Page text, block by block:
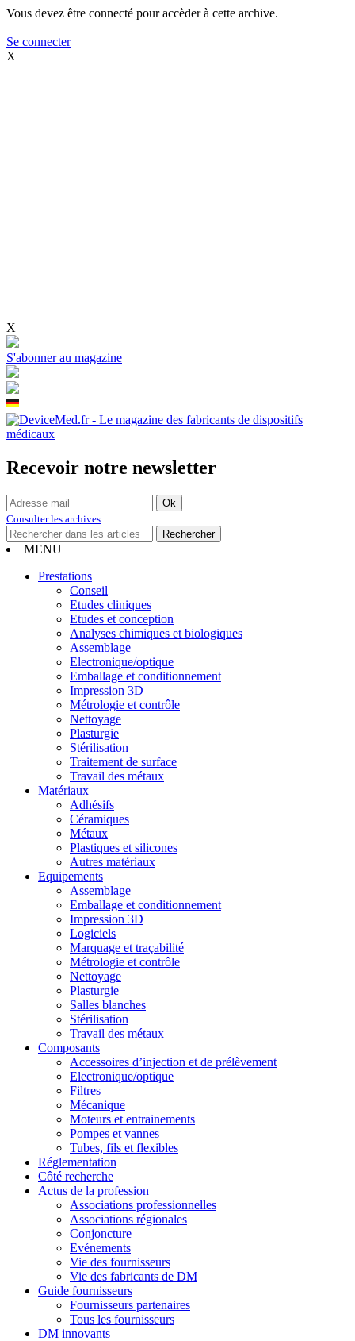
Vous devez être connecté pour accèder à cette archive.
Se connecter
X
X
S'abonner au magazine
Recevoir notre newsletter
Consulter les archives
MENU
Prestations
Conseil
Etudes cliniques
Etudes et conception
Analyses chimiques et biologiques
Assemblage
Electronique/optique
Emballage et conditionnement
Impression 3D
Métrologie et contrôle
Nettoyage
Plasturgie
Stérilisation
Traitement de surface
Travail des métaux
Matériaux
Adhésifs
Céramiques
Métaux
Plastiques et silicones
Autres matériaux
Equipements
Assemblage
Emballage et conditionnement
Impression 3D
Logiciels
Marquage et traçabilité
Métrologie et contrôle
Nettoyage
Plasturgie
Salles blanches
Stérilisation
Travail des métaux
Composants
Accessoires d’injection et de prélèvement
Electronique/optique
Filtres
Mécanique
Moteurs et entrainements
Pompes et vannes
Tubes, fils et flexibles
Réglementation
Côté recherche
Actus de la profession
Associations professionnelles
Associations régionales
Conjoncture
Evénements
Vie des fournisseurs
Vie des fabricants de DM
Guide fournisseurs
Fournisseurs partenaires
Tous les fournisseurs
DM innovants